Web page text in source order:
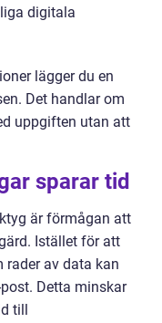
digitala
lägger du en
Det handlar om
uppgiften utan att
sparar tid
är förmågan att
Istället för att
rader av data kan
Detta minskar
till